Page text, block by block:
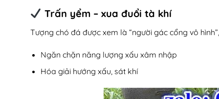
Trấn yểm – xua đuổi tà khí
Tượng chó đá được xem là “người gác cổng vô
Ngăn chặn năng lượng xấu xâm nhập
Hóa giải hướng xấu, sát khí